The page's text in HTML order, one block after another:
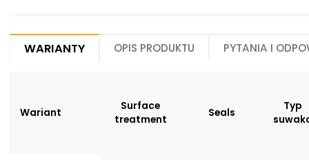
Warianty Opis produktu Pytania i
Wariant
Surface
treatment
Seals
Typ